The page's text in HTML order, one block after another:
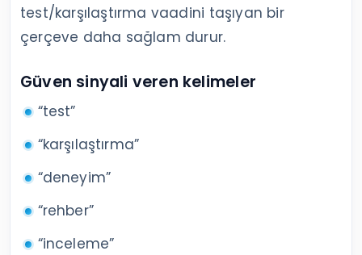
test/karşılaştırma vaadini taşıyan bir
çerçeve daha sağlam durur.
Güven sinyali veren kelimeler
“test”
“karşılaştırma”
“deneyim”
“rehber”
“inceleme”